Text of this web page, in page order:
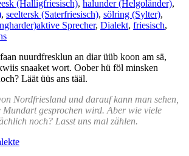
(Halligfriesisch), halunder (Helgoländer),
, seeltersk (Saterfriesisch), sölring (Sylter),
aktive Sprecher, Dialekt, friesisch,
nuurdfresklun an diar üüb koon am sä,
snaaket wort. Oober hü föl minsken
Läät üüs ans tääl.
Nordfriesland und darauf kann man sehen,
Mundart gesprochen wird. Aber wie viele
noch? Lasst uns mal zählen.